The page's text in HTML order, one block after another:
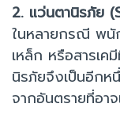
2. แว่นตานิรภัย
ในหลายกรณี พนั
เหล็ก หรือสารเค
นิรภัยจึงเป็นอีก
จากอันตรายที่อา